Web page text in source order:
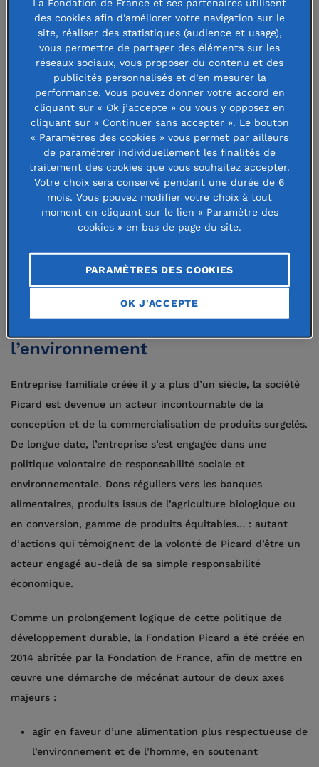
Faire un don à cette fondation
La Fondation Picard s’engage pour
favoriser toutes les formes d’insertion
professionnelle en lien avec
l’alimentation et le développement
des pratiques en faveur de nouveaux
modes de production agricole
écologique.
Une alimentation plus solidaire et
l’environnement
Entreprise familiale créée il y a plus d’un siècle, la société
Picard est devenue un acteur incontournable de la
conception et de la commercialisation de produits surgelés.
De longue date, l’entreprise s’est engagée dans une
politique volontaire de responsabilité sociale et
environnementale. Dons réguliers vers les banques
alimentaires, produits issus de l’agriculture biologique ou
en conversion, gamme de produits équitables… : autant
d’actions qui témoignent de la volonté de Picard d’être un
acteur engagé au-delà de sa simple responsabilité
économique.
Comme un prolongement logique de cette politique de
développement durable, la Fondation Picard a été créée en
2014 abritée par la Fondation de France, afin de mettre en
œuvre une démarche de mécénat autour de deux axes
majeurs :
agir en faveur d’une alimentation plus respectueuse de
l’environnement et de l’homme, en soutenant
La Fondation de France et ses partenaires utilisent
des cookies afin d'améliorer votre navigation sur le
site, réaliser des statistiques (audience et usage),
vous permettre de partager des éléments sur les
réseaux sociaux, vous proposer du contenu et des
publicités personnalisés et d’en mesurer la
performance. Vous pouvez donner votre accord en
cliquant sur « Ok j’accepte » ou vous y opposez en
cliquant sur « Continuer sans accepter ». Le bouton
« Paramètres des cookies » vous permet par ailleurs
de paramétrer individuellement les finalités de
traitement des cookies que vous souhaitez accepter.
Votre choix sera conservé pendant une durée de 6
mois. Vous pouvez modifier votre choix à tout
moment en cliquant sur le lien « Paramètre des
cookies » en bas de page du site.
PARAMÈTRES DES COOKIES
OK J'ACCEPTE